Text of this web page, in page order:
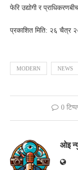
फेरि उद्योगी र
प्रकाशित मिति: २६ चैत्र
MODERN NEWS
0
ओइ